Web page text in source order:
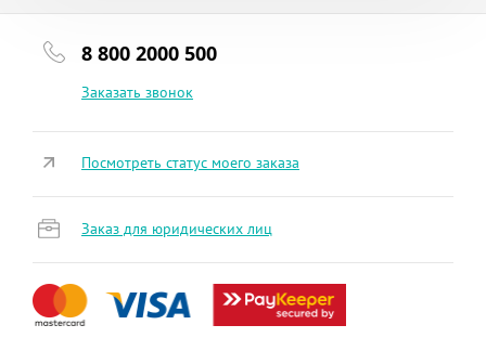
8 800 2000 500
Заказать звонок
Посмотреть статус моего заказа
Заказ для юридических лиц